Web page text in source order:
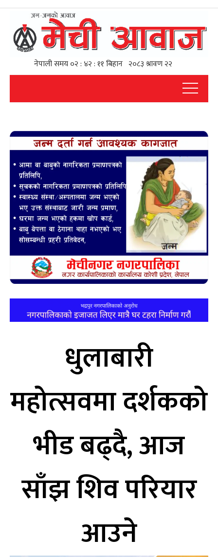
धुलाबारी
महोत्सवमा दर्शकको
भीड बढ्दै, आज
साँझ शिव परियार
आउने